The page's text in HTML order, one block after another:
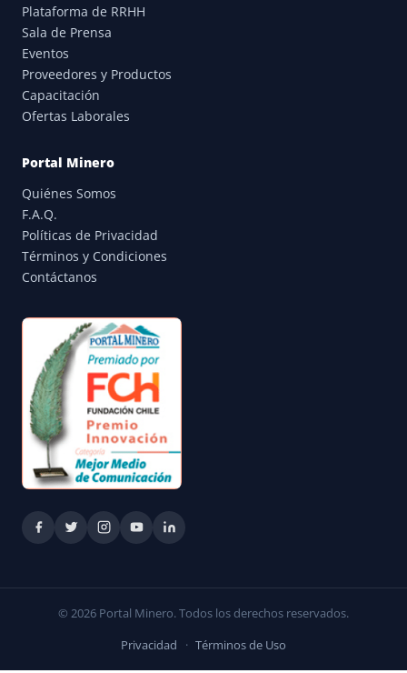
Plataforma de RRHH
Sala de Prensa
Eventos
Proveedores y Productos
Capacitación
Ofertas Laborales
Portal Minero
Quiénes Somos
F.A.Q.
Políticas de Privacidad
Términos y Condiciones
Contáctanos
© 2026 Portal Minero. Todos los derechos reservados.
Privacidad · Términos de Uso